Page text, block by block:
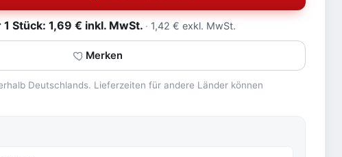
Stück: 1,69 € inkl. MwSt. 1,42 € exkl. MwSt.
Merken
Deutschlands. Lieferzeiten für andere Länder können